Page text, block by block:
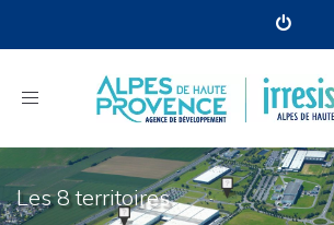
Toggle
navigation
Les 8 territoires